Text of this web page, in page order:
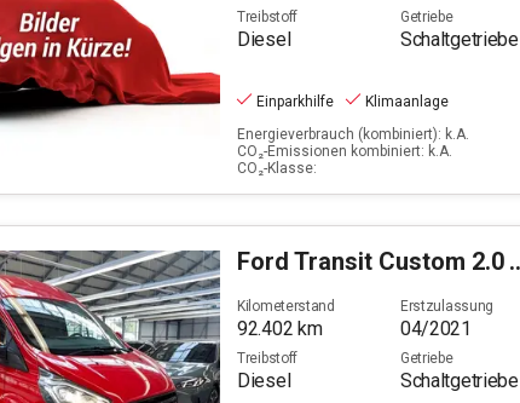
Treibstoff
Diesel
Getriebe
Schaltgetriebe
Einparkhilfe
Klimaanlage
Energieverbrauch (kombiniert): k.A.
CO₂-Emissionen kombiniert: k.A.
CO₂-Klasse:
Ford Transit Custom 2.0 TDCi 340 L2 Trend (EURO 6d) PKW
Kilometerstand
92.402 km
Erstzulassung
04/2021
Treibstoff
Diesel
Getriebe
Schaltgetriebe